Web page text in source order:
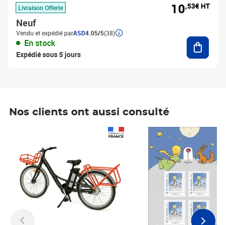
Livraison Offerte
Neuf
Vendu et expédié parASD4.05/5(38)
En stock
Expédié sous 5 jours
10,53€ HT
Nos clients ont aussi consulté
Prix 6,25€ HT